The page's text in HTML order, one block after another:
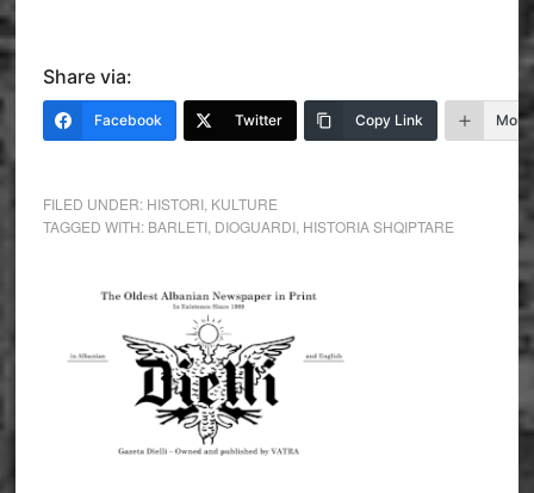
Share via:
Facebook Twitter Copy Link More
FILED UNDER: HISTORI, KULTURE
TAGGED WITH: BARLETI, DIOGUARDI, HISTORIA SHQIPTARE